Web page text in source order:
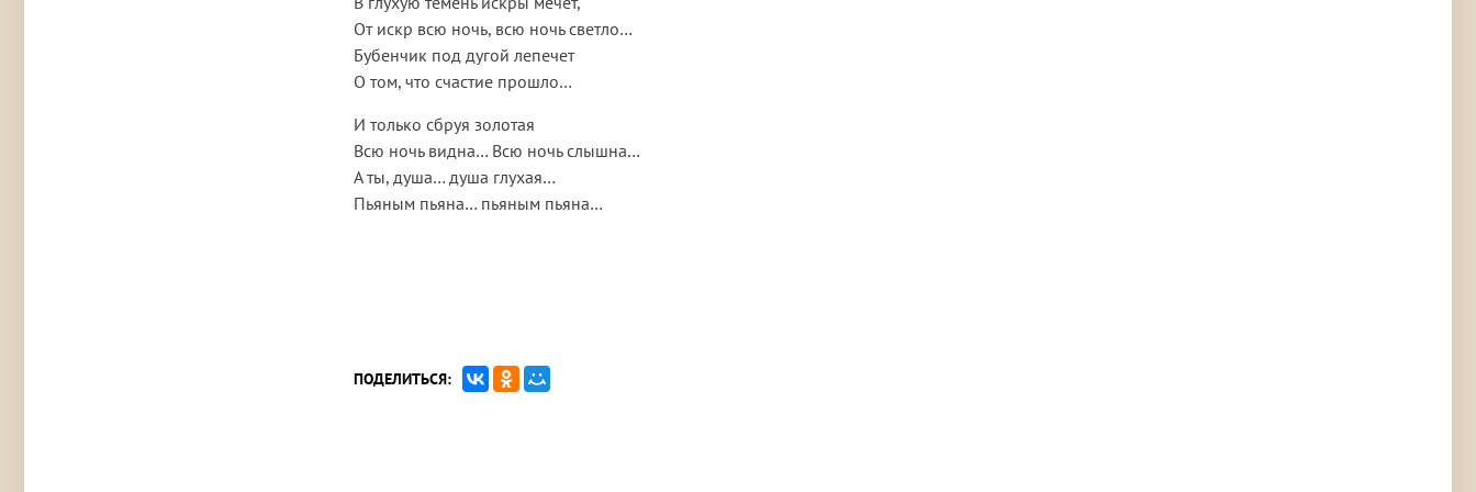
От искр всю ночь, всю ночь светло…
Бубенчик под дугой лепечет
О том, что счастие прошло…
И только сбруя золотая
Всю ночь видна… Всю ночь слышна…
А ты, душа… душа глухая…
Пьяным пьяна… пьяным пьяна…
ПОДЕЛИТЬСЯ: